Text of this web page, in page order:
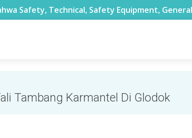
Jakarta
Safety, Technical, Safety Equipment,
Tambang Karmantel Di Glodok